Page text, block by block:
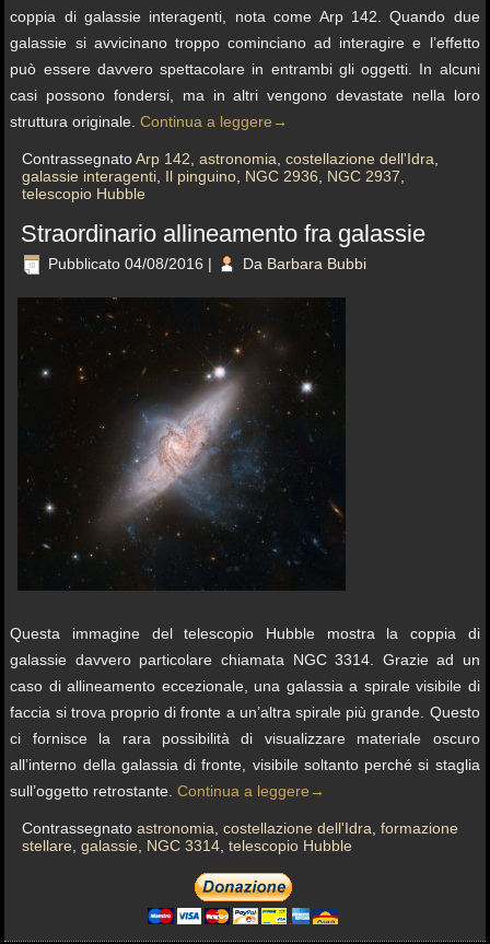
coppia di galassie interagenti, nota come Arp 142. Quando due
galassie si avvicinano troppo cominciano ad interagire e l’effetto
può essere davvero spettacolare in entrambi gli oggetti. In alcuni
casi possono fondersi, ma in altri vengono devastate nella loro
struttura originale.Continua a leggere →
Contrassegnato Arp 142 ,astronomia ,costellazione dell'Idra
galassie interagenti Il pinguino NGC 2936 NGC 2937
telescopio Hubble
Straordinario allineamento fra galassie
Pubblicato 04/08/2016 | Da Barbara Bubbi
Questa immagine del telescopio Hubble mostra la coppia di
galassie davvero particolare chiamata NGC 3314. Grazie ad un
caso di allineamento eccezionale, una galassia a spirale visibile di
faccia si trova proprio di fronte a un’altra spirale più grande. Questo
ci fornisce la rara possibilità di visualizzare materiale oscuro
all’interno della galassia di fronte, visibile soltanto perché si staglia
sull’oggetto retrostante.Continua a leggere →
Contrassegnato astronomia ,costellazione dell'Idra ,formazione
stellare ,galassie NGC 3314 ,telescopio Hubble